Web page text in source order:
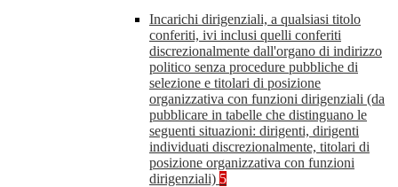
Incarichi dirigenziali, a qualsiasi titolo
conferiti, ivi inclusi quelli conferiti
discrezionalmente dall'organo di indirizzo
politico senza procedure pubbliche di
selezione e titolari di posizione
organizzativa con funzioni dirigenziali (da
pubblicare in tabelle che distinguano le
seguenti situazioni: dirigenti, dirigenti
individuati discrezionalmente, titolari di
posizione organizzativa con funzioni
dirigenziali) 5